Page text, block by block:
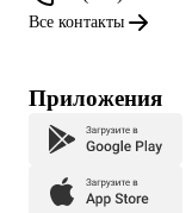
Все контакты
Приложения